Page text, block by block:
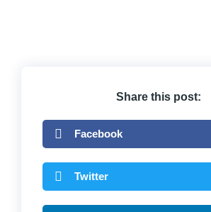
Share this post:
Facebook
Twitter